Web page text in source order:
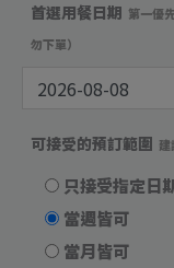
首選用餐日期 第一優
勿下單）
可接受的預訂範圍
只接受指定日
當週皆可
當月皆可